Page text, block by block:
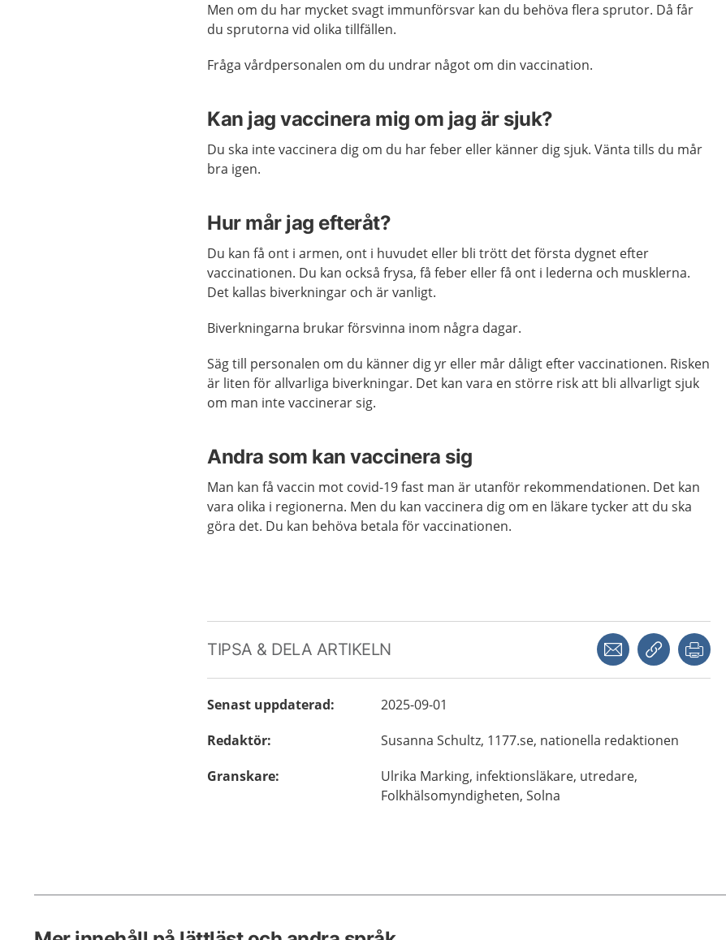
Men om du har mycket svagt immunförsvar kan du behöva flera sprutor. Då får
du sprutorna vid olika tillfällen.
Fråga vårdpersonalen om du undrar något om din vaccination.
Kan jag vaccinera mig om jag är sjuk?
Du ska inte vaccinera dig om du har feber eller känner dig sjuk. Vänta tills du mår
bra igen.
Hur mår jag efteråt?
Du kan få ont i armen, ont i huvudet eller bli trött det första dygnet efter
vaccinationen. Du kan också frysa, få feber eller få ont i lederna och musklerna.
Det kallas biverkningar och är vanligt.
Biverkningarna brukar försvinna inom några dagar.
Säg till personalen om du känner dig yr eller mår dåligt efter vaccinationen. Risken
är liten för allvarliga biverkningar. Det kan vara en större risk att bli allvarligt sjuk
om man inte vaccinerar sig.
Andra som kan vaccinera sig
Man kan få vaccin mot covid-19 fast man är utanför rekommendationen. Det kan
vara olika i regionerna. Men du kan vaccinera dig om en läkare tycker att du ska
göra det. Du kan behöva betala för vaccinationen.
TIPSA & DELA ARTIKELN Dela via mejlKopiera länk
Senast uppdaterad:
2025-09-01
Redaktör: Susanna Schultz, 1177.se, nationella redaktionen
Granskare: Ulrika Marking, infektionsläkare, utredare,
Folkhälsomyndigheten, Solna